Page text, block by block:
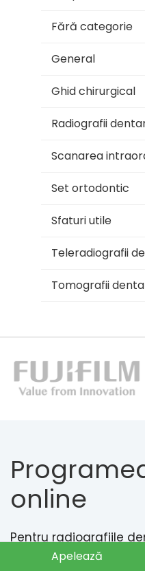
Fără categorie
General
Ghid chirurgical
Radiografii
Scanarea
Set ortodontic
Sfaturi utile
Teleradiografii
Tomografii
online
Pentru radiografiile
programarea. Pentru
Apelează